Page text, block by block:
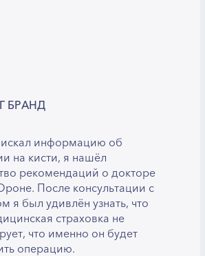
БРАНД
информацию об
на кисти, я нашёл
рекомендаций о докторе
После консультации с
я был удивлён узнать, что
страховка не
что именно он будет
операцию.